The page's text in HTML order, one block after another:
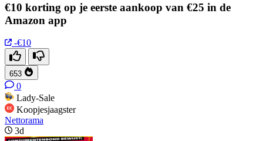
€10 korting op je eerste aankoop van €25 in de
Amazon app
-€10
653
0
Lady-Sale
Koopjesjaagster
Nettorama
3d